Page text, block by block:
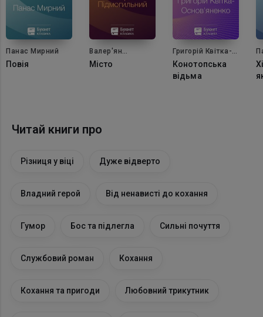
Панас Мирний
Повія
Валер'ян
Підмогильний
Місто
Григорій Квітка-
Основ'яненко
Конотопська
відьма
Читай книги про
Різниця у віці Дуже відверто
Владний герой Від ненависті до кохання
Гумор Бос та підлегла Сильні почуття
Службовий роман Кохання
Кохання та пригоди Любовний трикутник